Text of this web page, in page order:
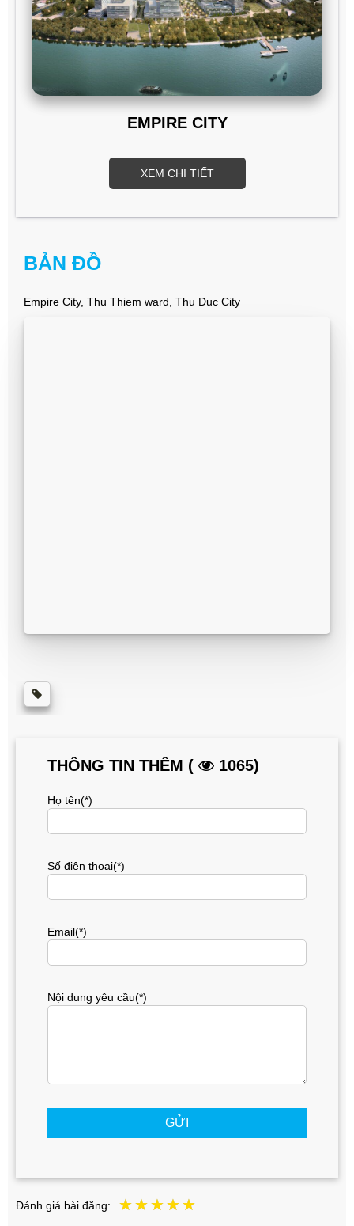
EMPIRE CITY
XEM CHI TIẾT
BẢN ĐỒ
Empire City, Thu Thiem ward, Thu Duc City
THÔNG TIN THÊM ( 1065)
Họ tên(*)
Số điện thoại(*)
Email(*)
Nội dung yêu cầu(*)
GỬI
Đánh giá bài đăng: